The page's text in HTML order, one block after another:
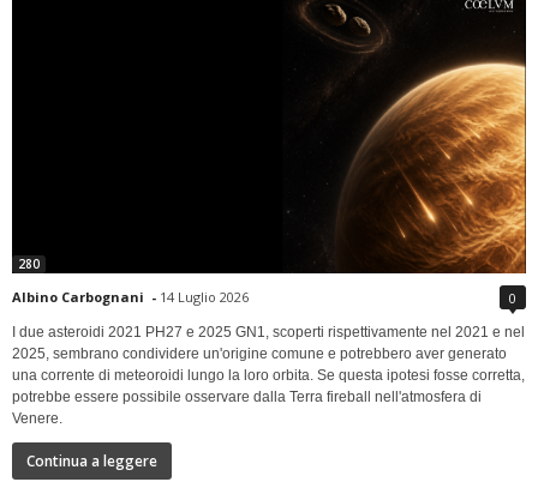
280
Albino Carbognani - 14 Luglio 2026 0
I due asteroidi 2021 PH27 e 2025 GN1, scoperti rispettivamente nel 2021 e nel
2025, sembrano condividere un'origine comune e potrebbero aver generato
una corrente di meteoroidi lungo la loro orbita. Se questa ipotesi fosse corretta,
potrebbe essere possibile osservare dalla Terra fireball nell'atmosfera di
Venere.
Continua a leggere